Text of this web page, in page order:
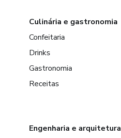
Culinária e gastronomia
Confeitaria
Drinks
Gastronomia
Receitas
Engenharia e arquitetura